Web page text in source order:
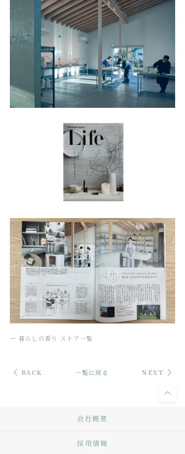
― 暮らしの香り ストア一覧
BACK 一覧に戻る NEXT
会社概要
採用情報